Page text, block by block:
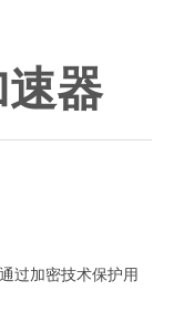
器
过加密技术保护用